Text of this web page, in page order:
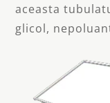
aceasta
glicol,